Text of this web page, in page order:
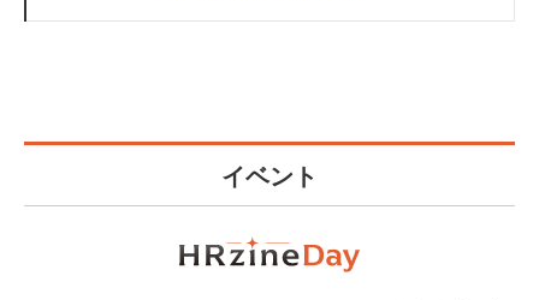
イベント